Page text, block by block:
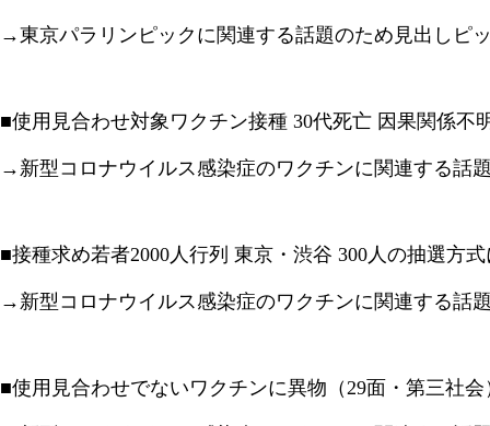
→東京パラリンピックに関連する話題のため見出しピ
■使用見合わせ対象ワクチン接種 30代死亡 因果関係不
→新型コロナウイルス感染症のワクチンに関連する話
■接種求め若者2000人行列 東京・渋谷 300人の抽選方
→新型コロナウイルス感染症のワクチンに関連する話
■使用見合わせでないワクチンに異物（29面・第三社会